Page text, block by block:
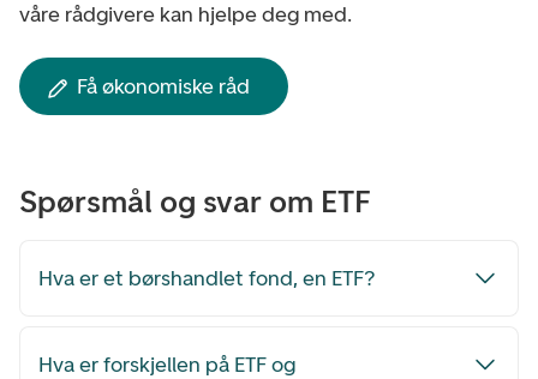
våre rådgivere kan hjelpe deg med.
Få økonomiske råd
Spørsmål og svar om ETF
Hva er et børshandlet fond, en ETF?
Hva er forskjellen på ETF og